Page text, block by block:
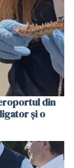
din
și o